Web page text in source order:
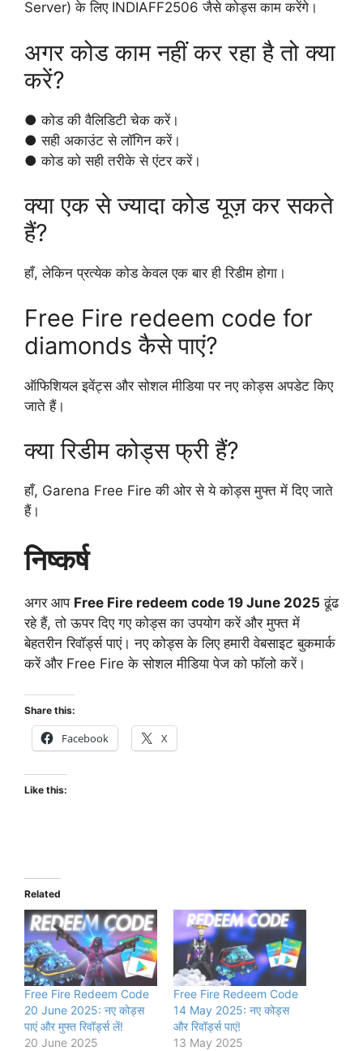
Server) के लिए INDIAFF2506 जैसे कोड्स काम करेंगे।
अगर कोड काम नहीं कर रहा है तो क्या
करें?
● कोड की वैलिडिटी चेक करें।
● सही अकाउंट से लॉगिन करें।
● कोड को सही तरीके से एंटर करें।
क्या एक से ज्यादा कोड यूज़ कर सकते
हैं?
हाँ, लेकिन प्रत्येक कोड केवल एक बार ही रिडीम होगा।
Free Fire redeem code for
diamonds कैसे पाएं?
ऑफिशियल इवेंट्स और सोशल मीडिया पर नए कोड्स अपडेट किए
जाते हैं।
क्या रिडीम कोड्स फ्री हैं?
हाँ, Garena Free Fire की ओर से ये कोड्स मुफ्त में दिए जाते
हैं।
निष्कर्ष
अगर आप Free Fire redeem code 19 June 2025 ढूंढ
रहे हैं, तो ऊपर दिए गए कोड्स का उपयोग करें और मुफ्त में
बेहतरीन रिवॉर्ड्स पाएं। नए कोड्स के लिए हमारी वेबसाइट बुकमार्क
करें और Free Fire के सोशल मीडिया पेज को फॉलो करें।
Share this:
Facebook X
Like this:
Related
Free Fire Redeem Code
20 June 2025: नए कोड्स
पाएं और मुफ्त रिवॉर्ड्स लें!
20 June 2025
Free Fire Redeem Code
14 May 2025: नए कोड्स
और रिवॉर्ड्स पाएं!
13 May 2025